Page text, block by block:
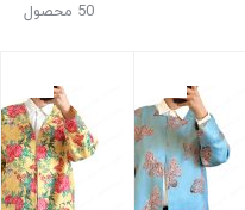
50 محصول